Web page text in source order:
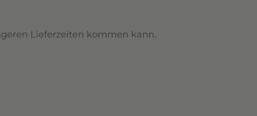
Lieferzeiten kommen kann.